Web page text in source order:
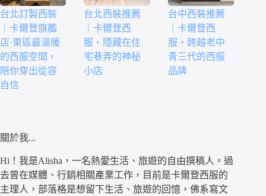
台北訂製西裝
｜卡爾登旗艦
店·東區最溫暖
的西服空間，
陪你穿出從容
自信
台北西裝推薦
｜卡爾登西
服・隱藏在住
宅巷弄的神秘
小店
台中西裝推薦
｜卡爾登西
服・跨越老中
青三代的西服
品牌
關於我...
Hi！我是Alisha，一名熱愛生活、旅遊的自由撰稿人。過
去曾在媒體、行銷相關產業工作，目前是卡爾登西服的
主理人，部落格是想留下生活、旅遊的回憶，佛系寫文